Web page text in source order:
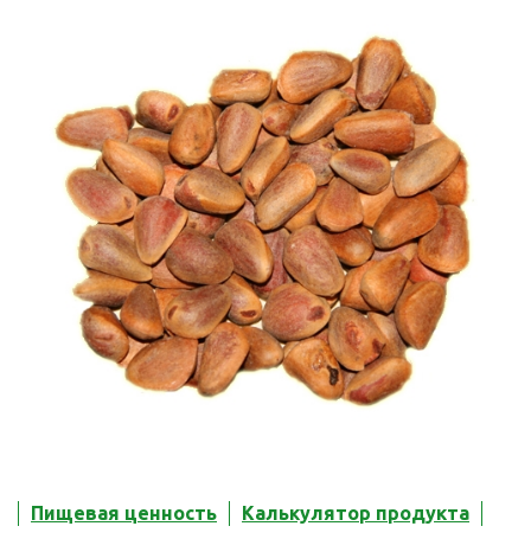
Пищевая ценность Калькулятор продукта